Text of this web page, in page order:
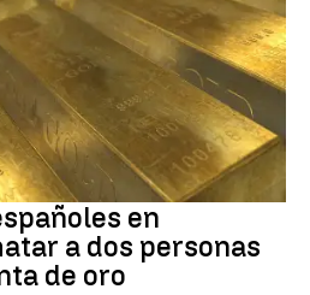
en
a dos personas
de oro